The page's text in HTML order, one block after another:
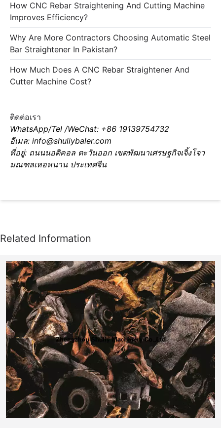
How CNC Rebar Straightening And Cutting Machine
Improves Efficiency?
Why Are More Contractors Choosing Automatic Steel
Bar Straightener In Pakistan?
How Much Does A CNC Rebar Straightener And
Cutter Machine Cost?
ติดต่อเรา
WhatsApp/Tel /WeChat: +86 19139754732
อีเมล: info@shuliybaler.com
ที่อยู่: ถนนนอติคอล ตะวันออก เขตพัฒนาเศรษฐกิจเจิ้งโจว
มณฑลเหอหนาน ประเทศจีน